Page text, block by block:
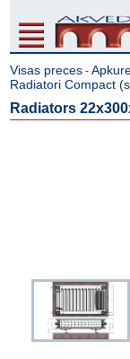
Visas preces -
Radiatori Compact
Radiators